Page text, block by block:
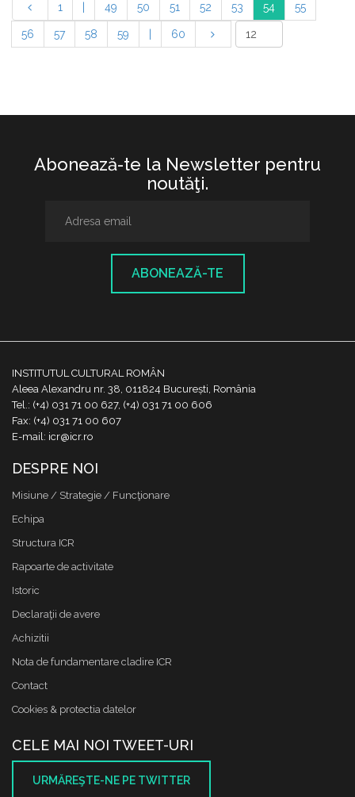
1 49 50 51 52 53 54 55
56 57 58 59 60
Abonează-te la Newsletter pentru
noutăţi.
ABONEAZĂ-TE
INSTITUTUL CULTURAL ROMÂN
Aleea Alexandru nr. 38, 011824 București, România
Tel.: (+4) 031 71 00 627, (+4) 031 71 00 606
Fax: (+4) 031 71 00 607
E-mail: icr@icr.ro
DESPRE NOI
Misiune / Strategie / Funcţionare
Echipa
Structura ICR
Rapoarte de activitate
Istoric
Declaraţii de avere
Achizitii
Nota de fundamentare cladire ICR
Contact
Cookies & protectia datelor
CELE MAI NOI TWEET-URI
URMĂREŞTE-NE PE TWITTER